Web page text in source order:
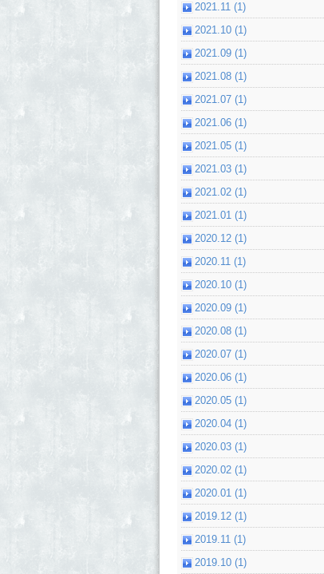
2021.11 (1)
2021.10 (1)
2021.09 (1)
2021.08 (1)
2021.07 (1)
2021.06 (1)
2021.05 (1)
2021.03 (1)
2021.02 (1)
2021.01 (1)
2020.12 (1)
2020.11 (1)
2020.10 (1)
2020.09 (1)
2020.08 (1)
2020.07 (1)
2020.06 (1)
2020.05 (1)
2020.04 (1)
2020.03 (1)
2020.02 (1)
2020.01 (1)
2019.12 (1)
2019.11 (1)
2019.10 (1)